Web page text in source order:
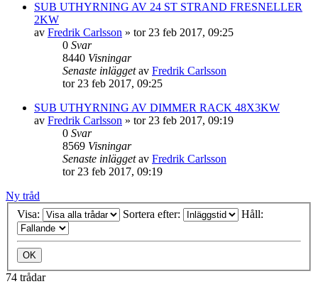
SUB UTHYRNING AV 24 ST STRAND FRESNELLER
2KW
av Fredrik Carlsson » tor 23 feb 2017, 09:25
0 Svar
8440 Visningar
Senaste inläggetav Fredrik Carlsson
tor 23 feb 2017, 09:25
SUB UTHYRNING AV DIMMER RACK 48X3KW
av Fredrik Carlsson » tor 23 feb 2017, 09:19
0 Svar
8569 Visningar
Senaste inläggetav Fredrik Carlsson
tor 23 feb 2017, 09:19
Ny tråd
Visa:
Sortera efter: Håll:
74 trådar